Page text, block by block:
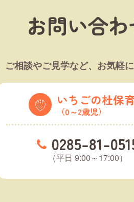
お問い合
ご相談やご見学など、お気軽
いちごの杜保
（0～2歳児）
0285-81-
（平日 9:00～17:00）